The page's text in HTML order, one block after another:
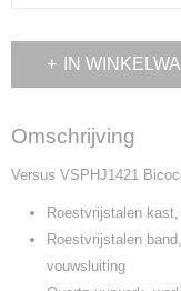
IN
Omschrijving
Versus VSPHJ1421
Roestvrijstalen
Roestvrijstalen
vouwsluiting